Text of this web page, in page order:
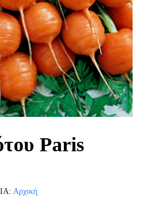
Paris
Αρχική